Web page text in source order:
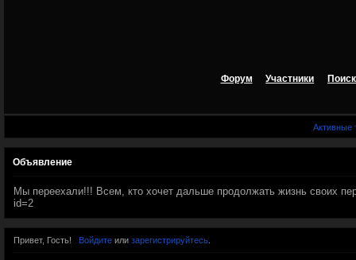
Форум Участники Поиск
Активные
Объявление
Мы переехали!!! Всем, кто хочет дальше продолжать жизнь своих
id=2
Привет, Гость! Войдитеили зарегистрируйтесь.